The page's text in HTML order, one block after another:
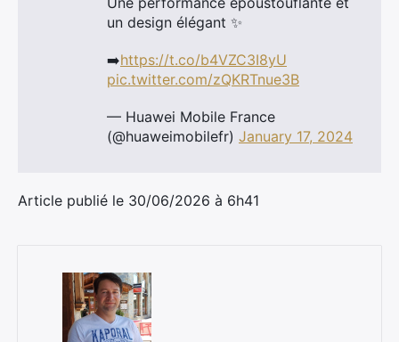
un design élégant ✨
➡️https://t.co/b4VZC3I8yU
pic.twitter.com/zQKRTnue3B
— Huawei Mobile France
(@huaweimobilefr) January 17, 2024
Article publié le 30/06/2026 à 6h41